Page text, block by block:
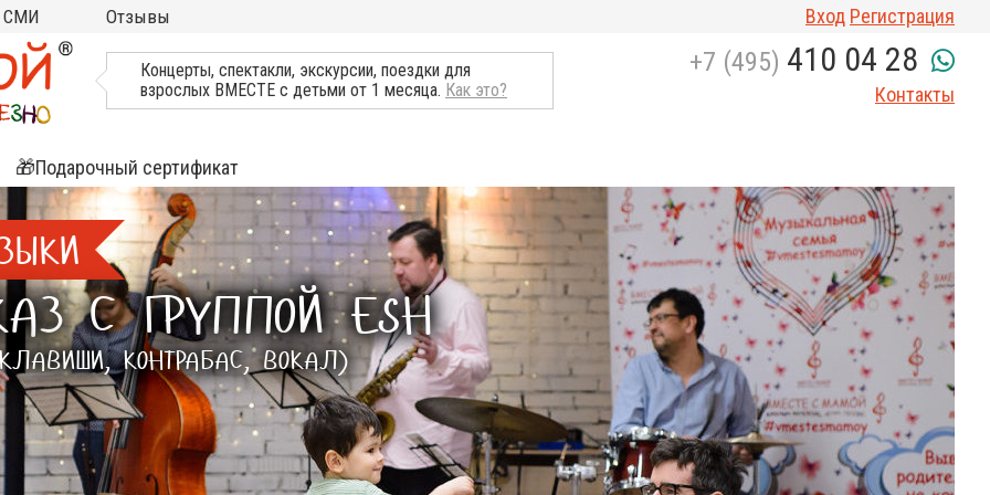
СМИ
ТВ, Пресса о нас
Отзывы Вход Регистрация
Концерты, спектакли, экскурсии, поездки для
взрослых ВМЕСТЕ с детьми от 1 месяца. Как это?
+7 (495) 410 04 28
Контакты
🎁Подарочный сертификат
С ГРУППОЙ ESH
КОНТРАБАС, ВОКАЛ)